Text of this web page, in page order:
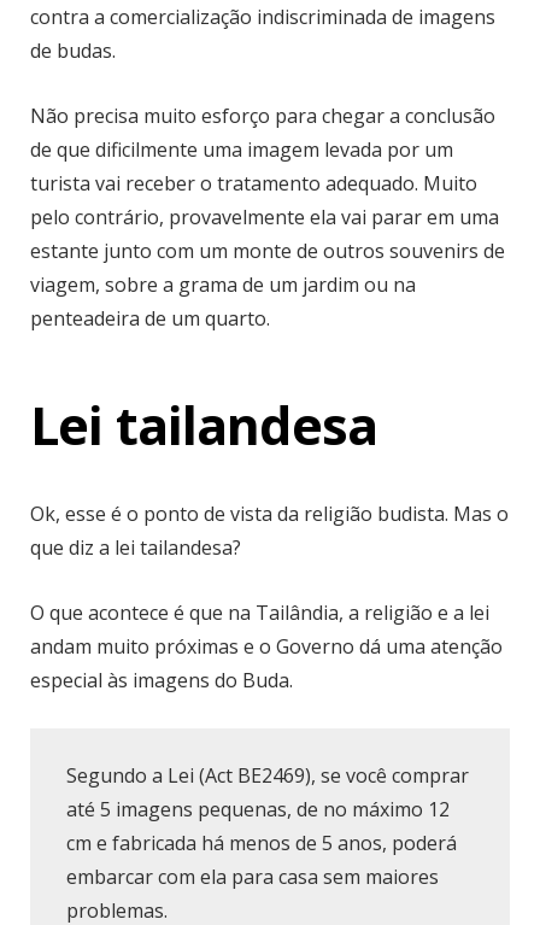
contra a comercialização indiscriminada de imagens
de budas.
Não precisa muito esforço para chegar a conclusão
de que dificilmente uma imagem levada por um
turista vai receber o tratamento adequado. Muito
pelo contrário, provavelmente ela vai parar em uma
estante junto com um monte de outros souvenirs de
viagem, sobre a grama de um jardim ou na
penteadeira de um quarto.
Lei tailandesa
Ok, esse é o ponto de vista da religião budista. Mas o
que diz a lei tailandesa?
O que acontece é que na Tailândia, a religião e a lei
andam muito próximas e o Governo dá uma atenção
especial às imagens do Buda.
Segundo a Lei (Act BE2469), se você comprar
até 5 imagens pequenas, de no máximo 12
cm e fabricada há menos de 5 anos, poderá
embarcar com ela para casa sem maiores
problemas.